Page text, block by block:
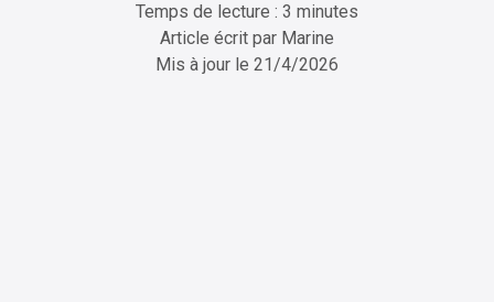
Temps de lecture : 3 minutes
Article écrit par Marine
Mis à jour le 21/4/2026